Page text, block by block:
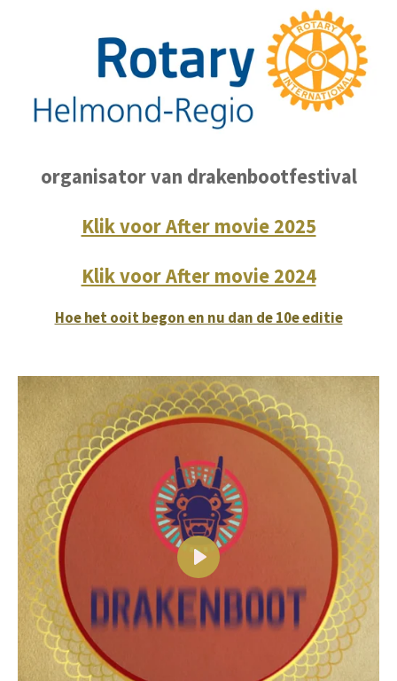
organisator van drakenbootfestival
Klik voor After movie 2025
Klik voor After movie 2024
Hoe het ooit begon en nu dan de 10e editie
P
l
a